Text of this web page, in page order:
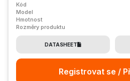
Kód
Model
Hmotnost
Rozměry produktu
DATASHEET
Registrovat se /